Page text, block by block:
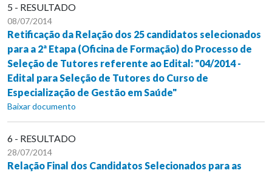
5 - RESULTADO
08/07/2014
Retificação da Relação dos 25 candidatos selecionados
para a 2ª Etapa (Oficina de Formação) do Processo de
Seleção de Tutores referente ao Edital: "04/2014 -
Edital para Seleção de Tutores do Curso de
Especialização de Gestão em Saúde"
Baixar documento
6 - RESULTADO
28/07/2014
Relação Final dos Candidatos Selecionados para as